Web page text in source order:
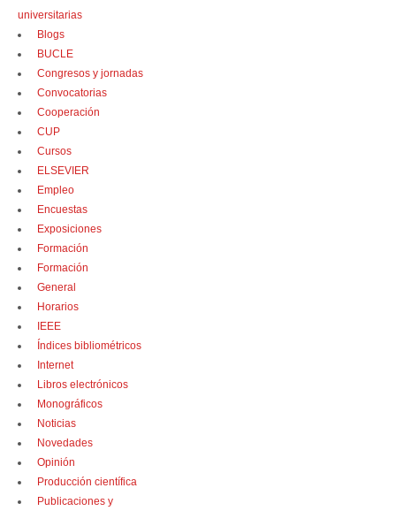
universitarias
Blogs
BUCLE
Congresos y jornadas
Convocatorias
Cooperación
CUP
Cursos
ELSEVIER
Empleo
Encuestas
Exposiciones
Formación
Formación
General
Horarios
IEEE
Índices bibliométricos
Internet
Libros electrónicos
Monográficos
Noticias
Novedades
Opinión
Producción científica
Publicaciones y